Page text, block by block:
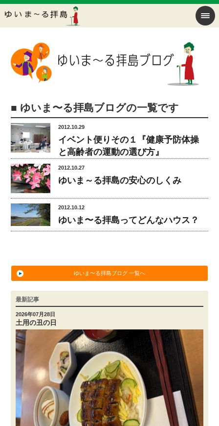
■ ゆいま〜る拝島ブログの一覧です
2012.10.29
イベント便りその１『健康予防体操
と高齢者の運動の選び方』
2012.10.27
ゆいま～る拝島の安心のしくみ
2012.10.12
ゆいま〜る拝島ってどんなハウス？
ゆいま〜る拝島ブログ 一覧へ
最新記事
2026年07月28日
土用の丑の日